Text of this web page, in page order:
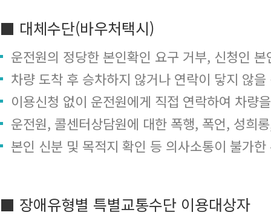
■ 대체수단(바우처택시)
운전원의 정당한 본인확인 요구 거부, 신청인
차량 도착 후 승차하지 않거나 연락이 닿지 않을
이용신청 없이 운전원에게 직접 연락하여 차량
운전원, 콜센터상담원에 대한 폭행, 폭언, 성희
본인 신분 및 목적지 확인 등 의사소통이 불가한
■ 장애유형별 특별교통수단 이용대상자